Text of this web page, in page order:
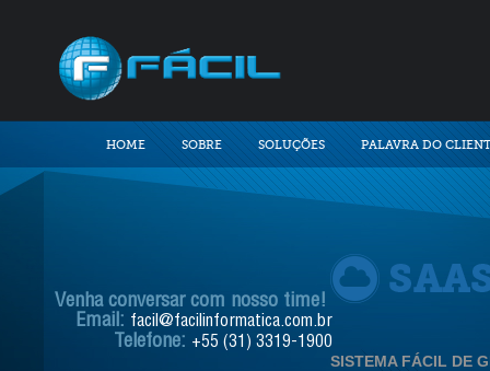
HOME SOBRE SOLUÇÕES PALAVRA DO
Venha conversar com nosso time!
Email: facil@facilinformatica.com.br
Telefone: +55 (31) 3319-1900
SISTEMA FÁCIL DE